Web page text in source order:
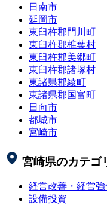
日南市
延岡市
東臼杵郡門川町
東臼杵郡椎葉村
東臼杵郡美郷町
東臼杵郡諸塚村
東諸県郡綾町
東諸県郡国富町
日向市
都城市
宮崎市
宮崎県のカテゴ
経営改善・経営強
設備投資